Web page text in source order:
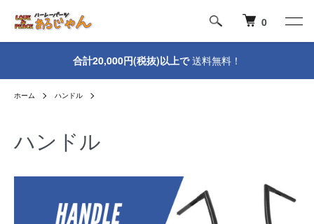
0
合計20,000円(税抜)以上で送料無料！
ホーム ハンドル
ハンドル